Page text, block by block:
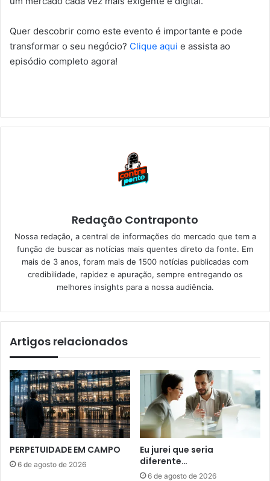
Quer descobrir como este evento é importante e pode
transformar o seu negócio? Clique aqui e assista ao
episódio completo agora!
Redação Contraponto
Nossa redação, a central de informações do mercado que tem a
função de buscar as notícias mais quentes direto da fonte. Em
mais de 3 anos, foram mais de 1500 notícias publicadas com
credibilidade, rapidez e apuração, sempre entregando os
melhores insights para a nossa audiência.
Artigos relacionados
PERPETUIDADE EM CAMPO
6 de agosto de 2026
Eu jurei que seria
diferente…
6 de agosto de 2026